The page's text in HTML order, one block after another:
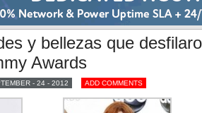
y bellezas que
Awards
- 24 - 2012 ADD COMMENTS